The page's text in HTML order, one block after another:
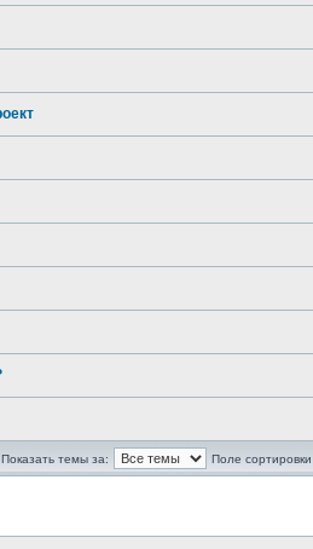
Показать темы за: Поле сортировки